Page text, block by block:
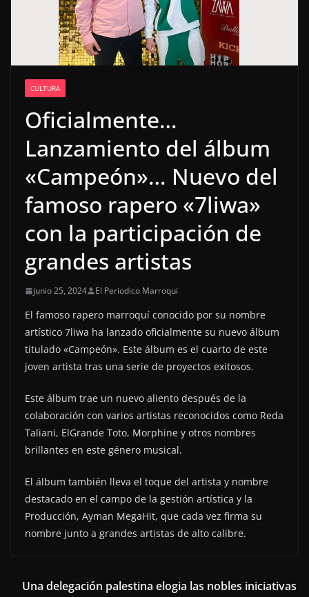
CULTURA
Oficialmente…
Lanzamiento del álbum
«Campeón»… Nuevo del
famoso rapero «7liwa»
con la participación de
grandes artistas
junio 25, 2024 El Periodico Marroqui
El famoso rapero marroquí conocido por su nombre
artístico 7liwa ha lanzado oficialmente su nuevo álbum
titulado «Campeón». Este álbum es el cuarto de este
joven artista tras una serie de proyectos exitosos.
Este álbum trae un nuevo aliento después de la
colaboración con varios artistas reconocidos como Reda
Taliani, ElGrande Toto, Morphine y otros nombres
brillantes en este género musical.
El álbum también lleva el toque del artista y nombre
destacado en el campo de la gestión artística y la
Producción, Ayman MegaHit, que cada vez firma su
nombre junto a grandes artistas de alto calibre.
Una delegación palestina elogia las nobles iniciativas